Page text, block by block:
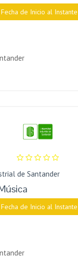
de Inicio al Instante
de Santander
de Inicio al Instante